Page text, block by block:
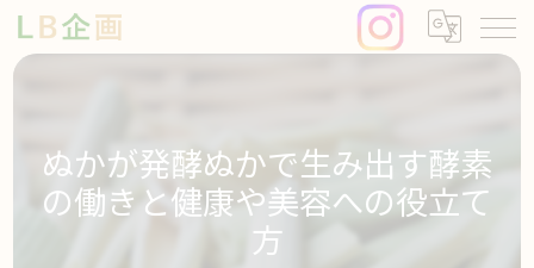
ぬかが発酵ぬかで生み出す酵素
の働きと健康や美容への役立て
方